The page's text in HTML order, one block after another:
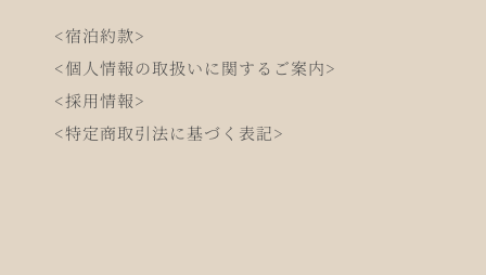
<宿泊約款>
<個人情報の取扱いに関するご案内>
<採用情報>
<特定商取引法に基づく表記>